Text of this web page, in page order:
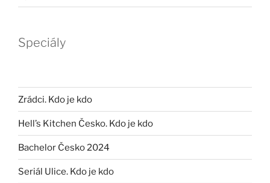
Speciály
Zrádci. Kdo je kdo
Hell’s Kitchen Česko. Kdo je kdo
Bachelor Česko 2024
Seriál Ulice. Kdo je kdo